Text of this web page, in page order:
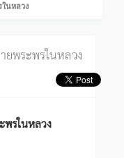
นหลวง
ยพระพรในหลวง
พรในหลวง